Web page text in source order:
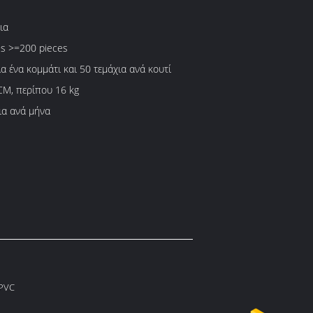
>=200 pieces
ένα κομμάτι και 50 τεμάχια ανά κουτί
περίπου 16 kg
ανά μήνα